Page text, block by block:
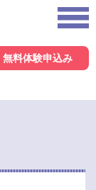
無料体験申込み